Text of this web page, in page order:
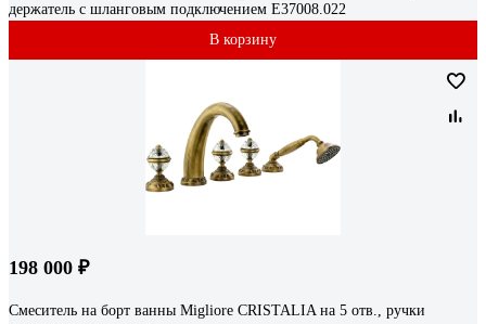
держатель с шланговым подключением E37008.022
В корзину
198 000 ₽
Смеситель на борт ванны Migliore CRISTALIA на 5 отв., ручки